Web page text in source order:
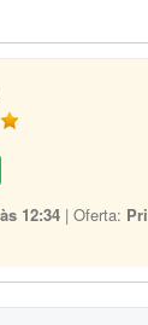
12:34 | Oferta: